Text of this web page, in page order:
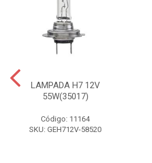
LAMPADA H7 12V
55W(35017)
Código: 11164
SKU: GEH712V-58520